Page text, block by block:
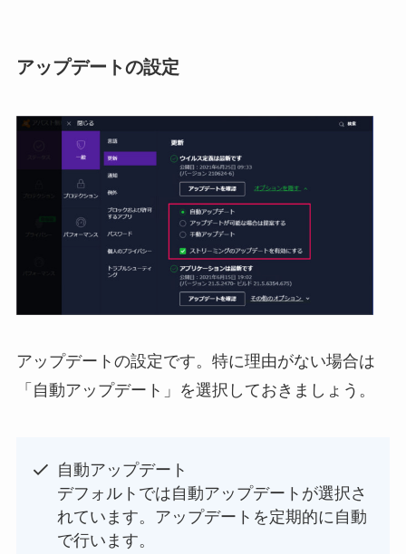
アップデートの設定
アップデートの設定です。特に理由がない場合は
「自動アップデート」を選択しておきましょう。
自動アップデート
デフォルトでは自動アップデートが選択さ
れています。アップデートを定期的に自動
で行います。